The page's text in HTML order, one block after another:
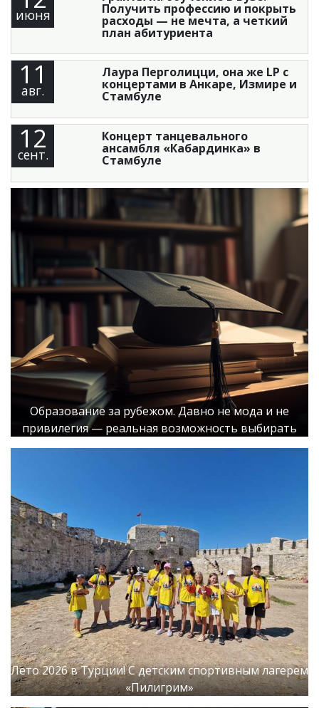
июня Получить профессию и покрыть
расходы — не мечта, а четкий
план абитуриента
11
авг.
Лаура Перголицци, она же LP с
концертами в Анкаре, Измире и
Стамбуле
12
сент.
Концерт танцевального
ансамбля «Кабардинка» в
Стамбуле
Образование за рубежом. Давно не мода и не
привилегия — реальная возможность выбирать
Лето 2026 в Турции! С детским спортивным лагерем
«Пилигрим»